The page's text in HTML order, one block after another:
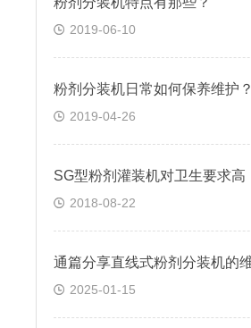
2019-06-10
粉剂分装机日常如何保养维护？
2019-04-26
2018-08-22
2025-01-15